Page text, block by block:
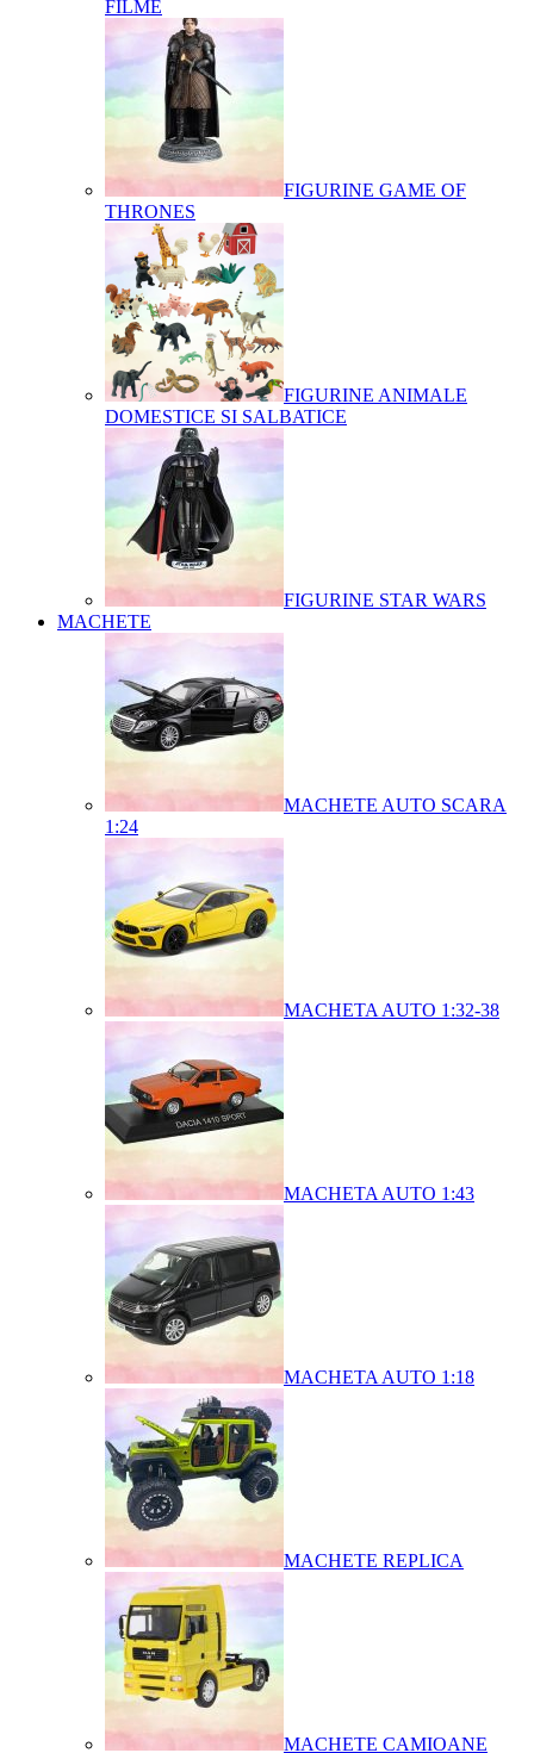
FILME
FIGURINE GAME OF
THRONES
FIGURINE ANIMALE
DOMESTICE SI SALBATICE
FIGURINE STAR WARS
MACHETE
MACHETE AUTO SCARA
1:24
MACHETA AUTO 1:32-38
MACHETA AUTO 1:43
MACHETA AUTO 1:18
MACHETE REPLICA
MACHETE CAMIOANE